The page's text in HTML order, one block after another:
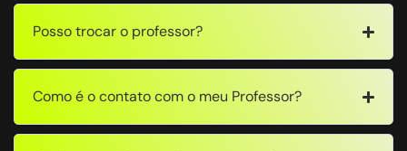
Posso trocar o professor?
Como é o contato com o meu Professor?